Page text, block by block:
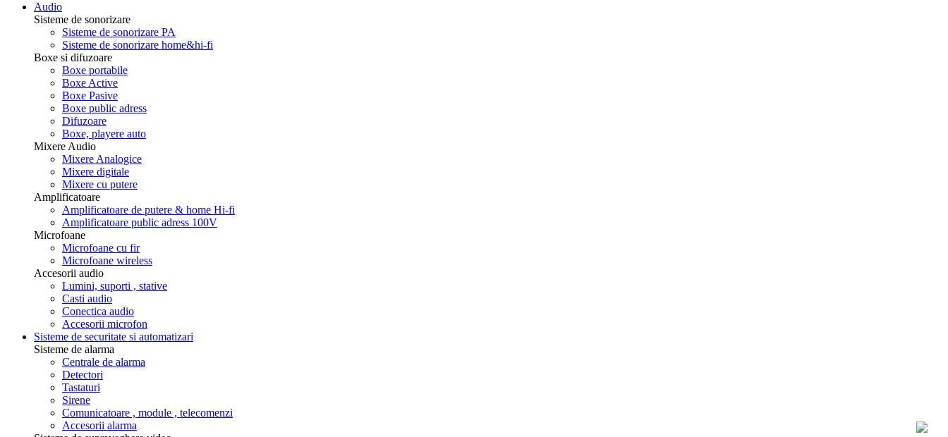
Audio
Sisteme de sonorizare
Sisteme de sonorizare PA
Sisteme de sonorizare home&hi-fi
Boxe si difuzoare
Boxe portabile
Boxe Active
Boxe Pasive
Boxe public adress
Difuzoare
Boxe, playere auto
Mixere Audio
Mixere Analogice
Mixere digitale
Mixere cu putere
Amplificatoare
Amplificatoare de putere & home Hi-fi
Amplificatoare public adress 100V
Microfoane
Microfoane cu fir
Microfoane wireless
Accesorii audio
Lumini, suporti , stative
Casti audio
Conectica audio
Accesorii microfon
Sisteme de securitate si automatizari
Sisteme de alarma
Centrale de alarma
Detectori
Tastaturi
Sirene
Comunicatoare , module , telecomenzi
Accesorii alarma